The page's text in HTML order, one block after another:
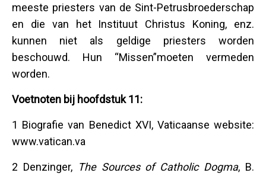
meeste priesters van de Sint-Petrusbroederschap
en die van het Instituut Christus Koning, enz.
kunnen niet als geldige priesters worden
beschouwd. Hun “Missen”moeten vermeden
worden.
Voetnoten bij hoofdstuk 11:
1 Biografie van Benedict XVI, Vaticaanse website:
www.vatican.va
2 Denzinger, The Sources of Catholic Dogma, B.